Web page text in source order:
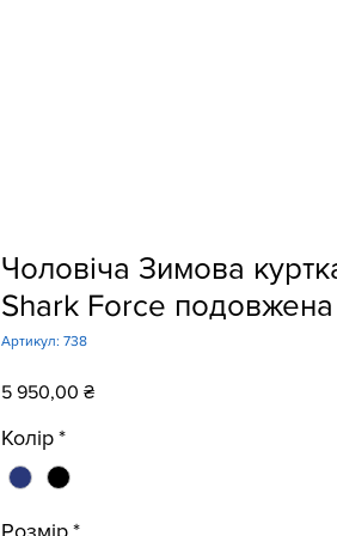
Чоловіча Зимова
Shark Force подовжена
Артикул: 738
5 950,00 ₴Ціна
Колір *
Розмір *